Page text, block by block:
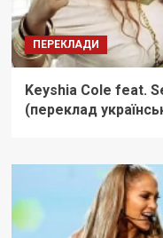
ПЕРЕКЛАДИ
Keyshia Cole feat.
(переклад